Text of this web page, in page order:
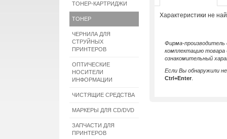
ТОНЕР-КАРТРИДЖИ
ТОНЕР
ЧЕРНИЛА ДЛЯ
СТРУЙНЫХ
ПРИНТЕРОВ
ОПТИЧЕСКИЕ
НОСИТЕЛИ
ИНФОРМАЦИИ
ЧИСТЯЩИЕ СРЕДСТВА
МАРКЕРЫ ДЛЯ CD/DVD
ЗАПЧАСТИ ДЛЯ
ПРИНТЕРОВ
Характеристики не
Фирма-производитель
комплектацию товара
ознакомительный
Если Вы обнаружили
Ctrl+Enter